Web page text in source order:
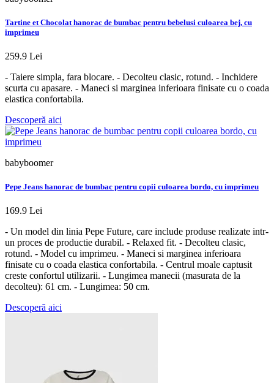
Tartine et Chocolat hanorac de bumbac pentru bebelusi culoarea bej, cu
imprimeu
259.9 Lei
- Taiere simpla, fara blocare. - Decolteu clasic, rotund. - Inchidere
scurta cu apasare. - Maneci si marginea inferioara finisate cu o coada
elastica confortabila.
Descoperă aici
babyboomer
Pepe Jeans hanorac de bumbac pentru copii culoarea bordo, cu imprimeu
169.9 Lei
- Un model din linia Pepe Future, care include produse realizate intr-
un proces de productie durabil. - Relaxed fit. - Decolteu clasic,
rotund. - Model cu imprimeu. - Maneci si marginea inferioara
finisate cu o coada elastica confortabila. - Centrul moale captusit
creste confortul utilizarii. - Lungimea manecii (masurata de la
decolteu): 61 cm. - Lungimea: 50 cm.
Descoperă aici